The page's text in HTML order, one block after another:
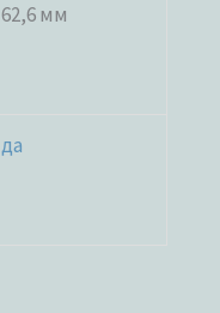
62,6 мм
да